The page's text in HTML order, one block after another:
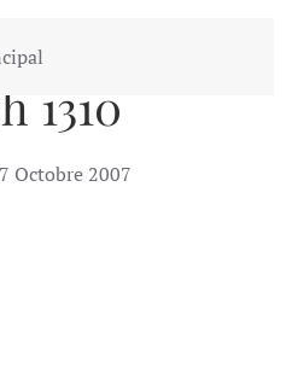
DU ABIDJANHHH
1310
Octobre 2007